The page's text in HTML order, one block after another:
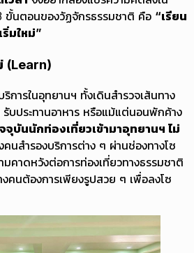
ขั้นตอนของวัฏจักรธรรมชาติ คือ “เรียน
มใหม่”
(Learn)
ริการในอุทยานฯ ทั้งเดินสำรวจเส้นทาง
บประทานอาหาร หรือแม้แต่นอนพักค้าง
จุบันนักท่องเที่ยวเข้ามาอุทยานฯ ไม่
คนสำรองบริการต่าง ๆ ผ่านช่องทางโซ
คาดหวังต่อการท่องเที่ยวทางธรรมชาติ
คนต้องการเพียงรูปสวย ๆ เพื่อลงโซ